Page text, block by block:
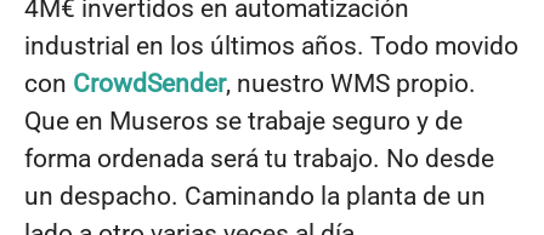
4M€ invertidos en automatización
industrial en los últimos años. Todo movido
con CrowdSender, nuestro WMS propio.
Que en Museros se trabaje seguro y de
forma ordenada será tu trabajo. No desde
un despacho. Caminando la planta de un